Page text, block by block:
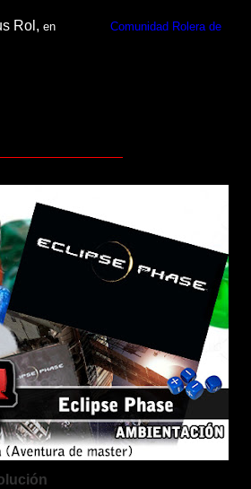
Rol, en
Comunidad Rolera de